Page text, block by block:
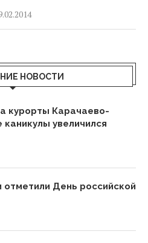
НОВОСТИ
курорты Карачаево-
увеличился
День российской